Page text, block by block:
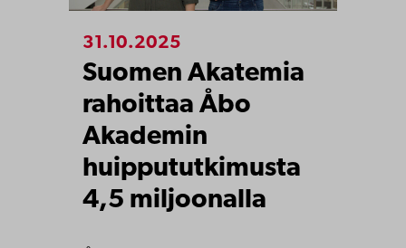
31.10.2025
Suomen Akatemia
rahoittaa Åbo
Akademin
huippututkimusta
4,5 miljoonalla